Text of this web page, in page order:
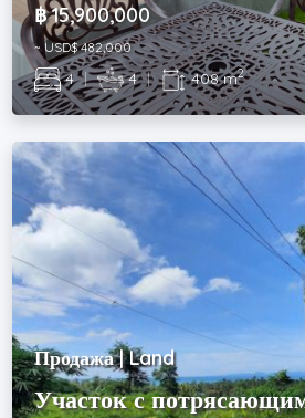
฿ 15,900,000
~ USD$ 482,000
4 | 4 | 408 m2
Продажа | Land
Участок с